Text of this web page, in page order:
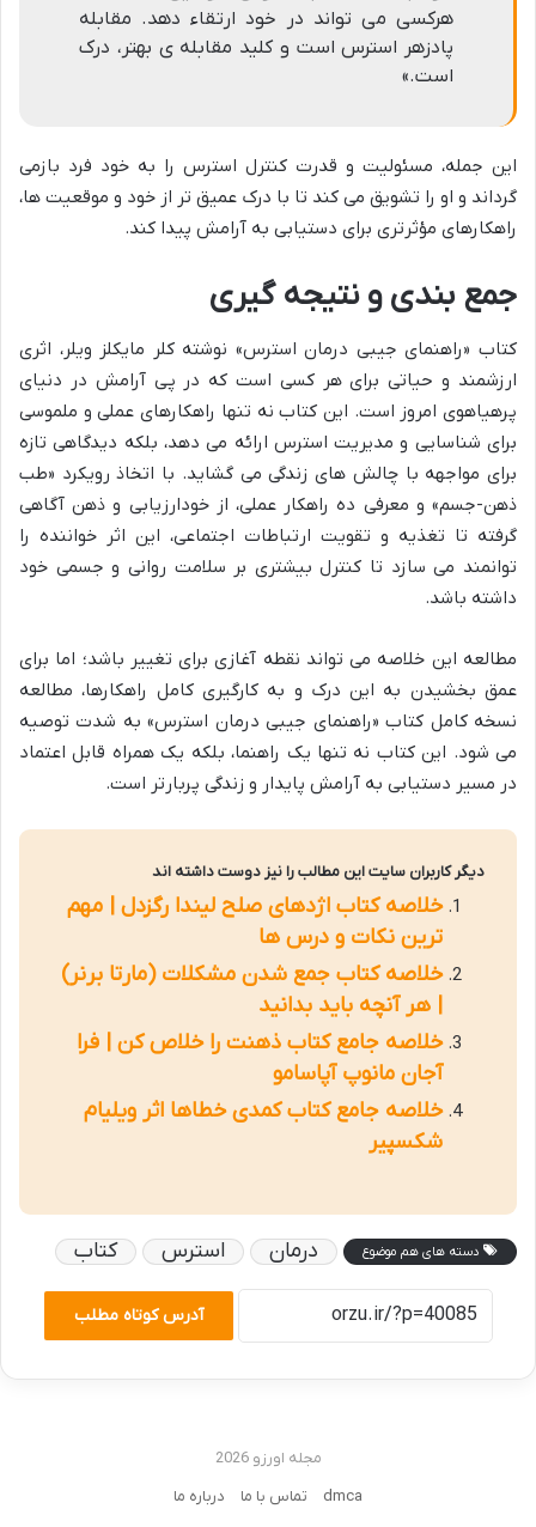
هرکسی می تواند در خود ارتقاء دهد. مقابله
پادزهر استرس است و کلید مقابله ی بهتر، درک
است.»
این جمله، مسئولیت و قدرت کنترل استرس را به خود فرد بازمی
گرداند و او را تشویق می کند تا با درک عمیق تر از خود و موقعیت ها،
راهکارهای مؤثرتری برای دستیابی به آرامش پیدا کند.
جمع بندی و نتیجه گیری
کتاب «راهنمای جیبی درمان استرس» نوشته کلر مایکلز ویلر، اثری
ارزشمند و حیاتی برای هر کسی است که در پی آرامش در دنیای
پرهیاهوی امروز است. این کتاب نه تنها راهکارهای عملی و ملموسی
برای شناسایی و مدیریت استرس ارائه می دهد، بلکه دیدگاهی تازه
برای مواجهه با چالش های زندگی می گشاید. با اتخاذ رویکرد «طب
ذهن-جسم» و معرفی ده راهکار عملی، از خودارزیابی و ذهن آگاهی
گرفته تا تغذیه و تقویت ارتباطات اجتماعی، این اثر خواننده را
توانمند می سازد تا کنترل بیشتری بر سلامت روانی و جسمی خود
داشته باشد.
مطالعه این خلاصه می تواند نقطه آغازی برای تغییر باشد؛ اما برای
عمق بخشیدن به این درک و به کارگیری کامل راهکارها، مطالعه
نسخه کامل کتاب «راهنمای جیبی درمان استرس» به شدت توصیه
می شود. این کتاب نه تنها یک راهنما، بلکه یک همراه قابل اعتماد
در مسیر دستیابی به آرامش پایدار و زندگی پربارتر است.
دیگر کاربران سایت این مطالب را نیز دوست داشته اند
خلاصه کتاب اژدهای صلح لیندا رگزدل | مهم
ترین نکات و درس ها
خلاصه کتاب جمع شدن مشکلات (مارتا برنر)
| هر آنچه باید بدانید
خلاصه جامع کتاب ذهنت را خلاص کن | فرا
آجان مانوپ آپاسامو
خلاصه جامع کتاب کمدی خطاها اثر ویلیام
شکسپیر
دسته های هم موضوع درمان استرس کتاب
آدرس کوتاه مطلب
مجله اورزو 2026
dmca
تماس با ما درباره ما